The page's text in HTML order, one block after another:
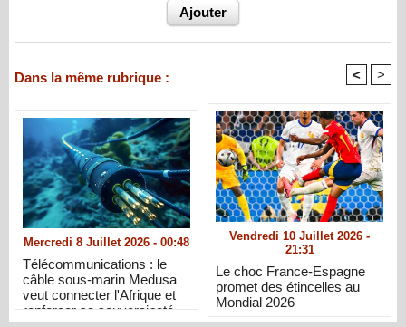
Dans la même rubrique : < >
Mercredi 8 Juillet 2026 - 00:48
Télécommunications : le
câble sous-marin Medusa
veut connecter l'Afrique et
renforcer sa souveraineté
Vendredi 10 Juillet 2026 -
21:31
Le choc France-Espagne
promet des étincelles au
Mondial 2026